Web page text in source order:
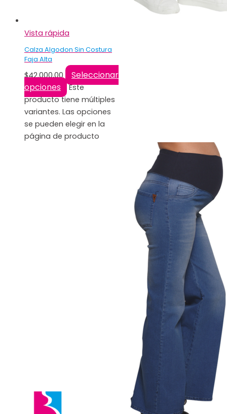
Vista rápida
Calza Algodon Sin Costura
Faja Alta
$42.000,00
Seleccionar
opciones
Este
producto tiene múltiples
variantes. Las opciones
se pueden elegir en la
página de producto